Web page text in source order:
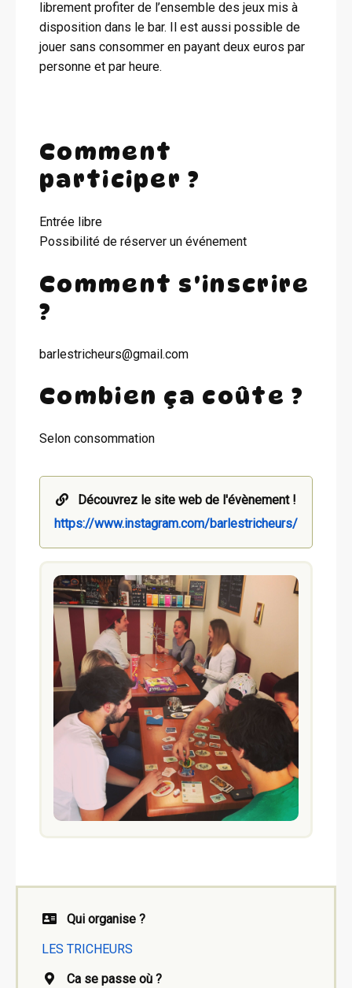
librement profiter de l’ensemble des jeux mis à
disposition dans le bar. Il est aussi possible de
jouer sans consommer en payant deux euros par
personne et par heure.
Comment
participer ?
Entrée libre
Possibilité de réserver un événement
Comment s'inscrire
?
barlestricheurs@gmail.com
Combien ça coûte ?
Selon consommation
Découvrez le site web de l'évènement !
https://www.instagram.com/barlestricheurs/
Qui organise ?
LES TRICHEURS
Ca se passe où ?